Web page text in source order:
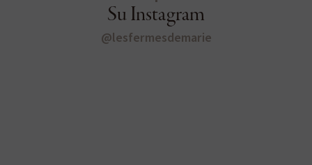
Su Instagram
@lesfermesdemarie